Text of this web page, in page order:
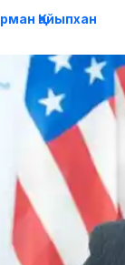
Қайыпхан